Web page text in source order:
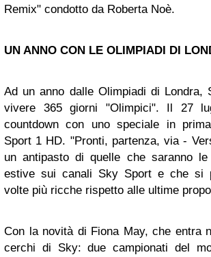
Remix" condotto da Roberta Noè.
UN ANNO CON LE OLIMPIADI DI
Ad un anno dalle Olimpiadi di Londra,
vivere 365 giorni "Olimpici". Il 27
countdown con uno speciale in
Sport 1 HD. "Pronti, partenza, via -
un antipasto di quelle che saranno le
estive sui canali Sky Sport e che si
volte più ricche rispetto alle ultime
Con la novità di Fiona May, che entra
cerchi di Sky: due campionati del